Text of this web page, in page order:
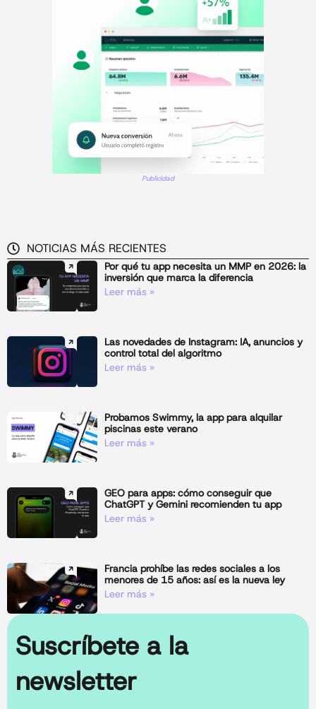
Publicidad
NOTICIAS MÁS RECIENTES
Por qué tu app necesita un MMP en 2026: la
inversión que marca la diferencia
Leer más »
Las novedades de Instagram: IA, anuncios y
control total del algoritmo
Leer más »
Probamos Swimmy, la app para alquilar
piscinas este verano
Leer más »
GEO para apps: cómo conseguir que
ChatGPT y Gemini recomienden tu app
Leer más »
Francia prohíbe las redes sociales a los
menores de 15 años: así es la nueva ley
Leer más »
Suscríbete a la
newsletter